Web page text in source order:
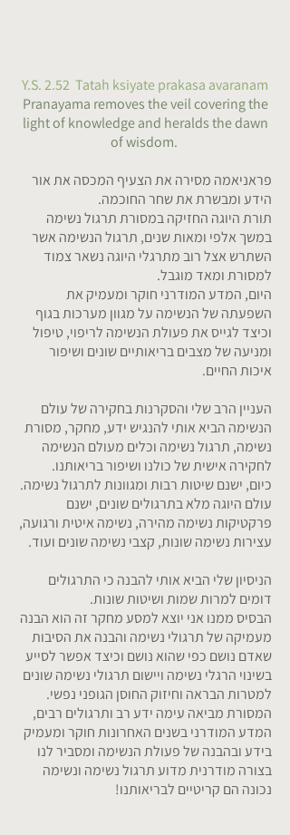
Y.S. 2.52 Tatah ksiyate prakasa avaranam
Pranayama removes the veil covering the
light of knowledge and heralds the dawn
of wisdom.
פראניאמה מסירה את הצעיף המכסה את אור
הידע ומבשרת את שחר החוכמה.
תורת היוגה החזיקה במסורת תרגול נשימה
במשך אלפי ומאות שנים, תרגול הנשימה אשר
השתרש אצל רוב מתרגלי היוגה נשאר צמוד
למסורת ומאד מוגבל.
היום, המדע המודרני חוקר ומעמיק את
השפעתה של הנשימה על מגוון מערכות בגוף
וכיצד לגייס את פעולת הנשימה לריפוי, טיפול
ומניעה של מצבים בריאותיים שונים ושיפור
איכות החיים.
העניין הרב שלי והסקרנות בחקירה של עולם
הנשימה הביא אותי להנגיש ידע, מחקר, מסורת
נשימה, תרגול נשימה וכלים מעולם הנשימה
לחקירה אישית של כולנו ושיפור בריאותנו.
כיום, ישנם שיטות רבות ומגוונות לתרגול נשימה.
עולם היוגה מלא בתרגולים שונים, ישנם
פרקטיקות נשימה מהירה, נשימה איטית ורגועה,
עצירות נשימה שונות, קצבי נשימה שונים ועוד.
הניסיון שלי הביא אותי להבנה כי התרגולים
דומים למרות שמות ושיטות שונות.
הבסיס ממנו אני יוצא למסע מחקר זה הוא הבנה
מעמיקה של תרגולי נשימה והבנה את הסיבות
שאדם נושם כפי שהוא נושם וכיצד אפשר לסייע
בשינוי הרגלי נשימה ויישום תרגולי נשימה שונים
למטרות הבראה וחיזוק החוסן הגופני נפשי.
המסורת מביאה עימה ידע רב ותרגולים רבים,
המדע המודרני בשנים האחרונות חוקר ומעמיק
בידע ובהבנה של פעולת הנשימה ומסביר לנו
בצורה מודרנית מדוע תרגול נשימה ונשימה
נכונה הם קריטיים לבריאותנו!